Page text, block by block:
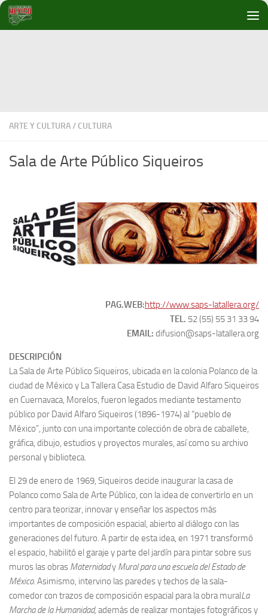
Debajo del contenido
ARTE Y CULTURA/ CULTURA
Sala de Arte Público Siqueiros
PAG.WEB:http://www.saps-latallera.org/
TEL. 52 (55) 55 31 33 94
EMAIL: difusion@saps-latallera.org
DESCRIPCIÓN
La Sala de Arte Público Siqueiros, ubicada en la colonia Polanco de la
ciudad de México y La Tallera Casa Estudio de David Alfaro Siqueiros
en Cuernavaca, Morelos, fueron legados mediante testamento
público por David Alfaro Siqueiros (1896-1974) al “pueblo de
México”, junto con una importante colección de obra de caballete,
gráfica, dibujo, estudios y proyectos murales, así como su archivo
personal y biblioteca.
El 29 de enero de 1969, Siqueiros decide inaugurar la casa de
Polanco como Sala de Arte Público, con la idea de convertirlo en un
centro para teorizar, innovar y enseñar los aspectos más
importantes de composición espacial, abierto al diálogo con las
generaciones del futuro. A partir de esta idea, en 1971 transformó
el espacio, habilitó el garaje y parte del jardín para pintar sobre sus
muros las obras Maternidady Mural para una escuela del Estado de
México. Asimismo, intervino las paredes y techos de la sala-
comedor con trazos de composición espacial para la obra muralLa
Marcha de la Humanidad, además de realizar montajes fotográficos y